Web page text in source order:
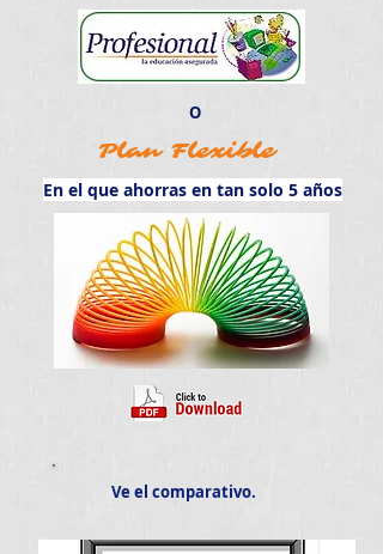
O
Plan Flexible
En el que ahorras en tan solo 5 años
Ve el comparativo.